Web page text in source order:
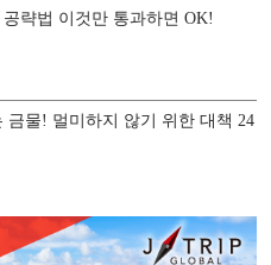
략법 이것만 통과하면 OK!
금물! 멀미하지 않기 위한 대책 24